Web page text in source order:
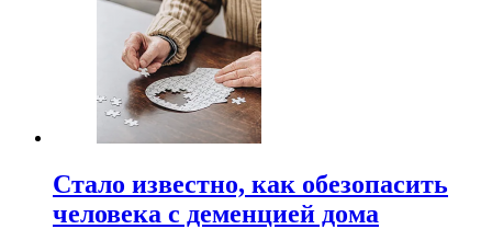
Стало известно, как обезопасить
человека с деменцией дома